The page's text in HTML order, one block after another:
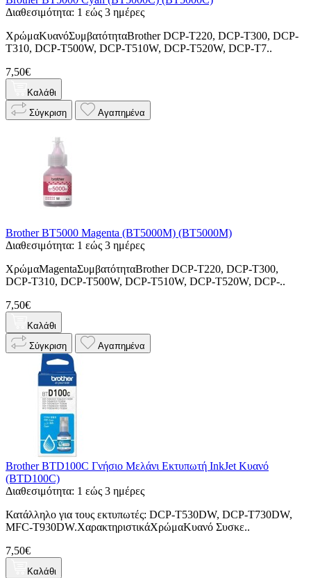
Διαθεσιμότητα: 1 εώς 3 ημέρες
ΧρώμαΚυανόΣυμβατότηταBrother DCP-T220, DCP-T300, DCP-
T310, DCP-T500W, DCP-T510W, DCP-T520W, DCP-T7..
7,50€
Καλάθι
Σύγκριση
Αγαπημένα
Brother BT5000 Magenta (BT5000M) (BT5000M)
Διαθεσιμότητα: 1 εώς 3 ημέρες
ΧρώμαMagentaΣυμβατότηταBrother DCP-T220, DCP-T300,
DCP-T310, DCP-T500W, DCP-T510W, DCP-T520W, DCP-..
7,50€
Καλάθι
Σύγκριση
Αγαπημένα
Brother BTD100C Γνήσιο Μελάνι Εκτυπωτή InkJet Κυανό
(BTD100C)
Διαθεσιμότητα: 1 εώς 3 ημέρες
Κατάλληλο για τους εκτυπωτές: DCP-T530DW, DCP-T730DW,
MFC-T930DW.ΧαρακτηριστικάΧρώμαΚυανό Συσκε..
7,50€
Καλάθι